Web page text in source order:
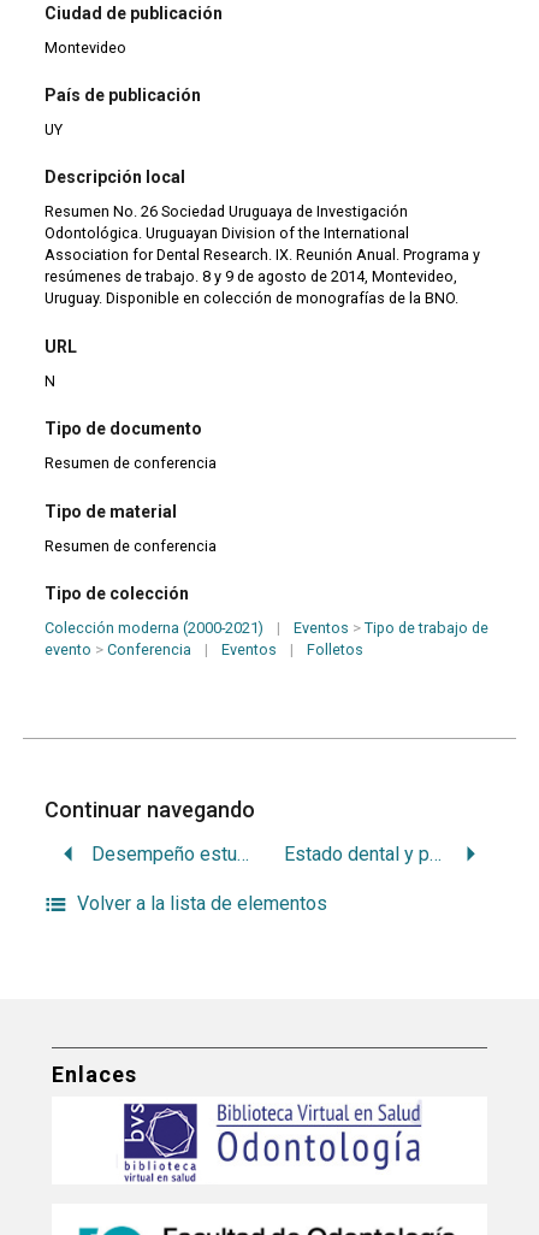
Ciudad de publicación
Montevideo
País de publicación
UY
Descripción local
Resumen No. 26 Sociedad Uruguaya de Investigación
Odontológica. Uruguayan Division of the International
Association for Dental Research. IX. Reunión Anual. Programa y
resúmenes de trabajo. 8 y 9 de agosto de 2014, Montevideo,
Uruguay. Disponible en colección de monografías de la BNO.
URL
N
Tipo de documento
Resumen de conferencia
Tipo de material
Resumen de conferencia
Tipo de colección
Colección moderna (2000-2021) | Eventos >Tipo de trabajo de
evento >Conferencia | Eventos | Folletos
Continuar navegando
Desempeño estudiantil en los dos primeros años de la carrera de odontología. Análisis de las trayectorias académicas de la cohorte 2009 Estado dental y paradencial de población en tratamiento por consumo de drogas
Volver a la lista de elementos
Enlaces